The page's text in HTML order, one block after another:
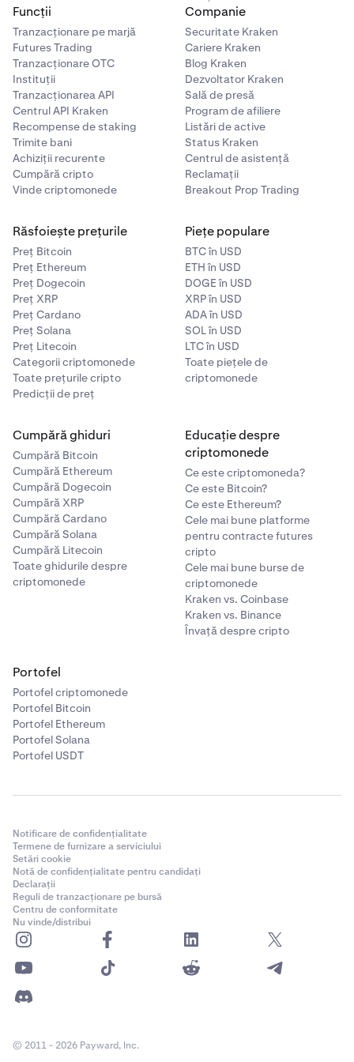
Funcții
Tranzacționare pe marjă
Futures Trading
Tranzacționare OTC
Instituții
Tranzacționarea API
Centrul API Kraken
Recompense de staking
Trimite bani
Achiziții recurente
Cumpără cripto
Vinde criptomonede
Companie
Securitate Kraken
Cariere Kraken
Blog Kraken
Dezvoltator Kraken
Sală de presă
Program de afiliere
Listări de active
Status Kraken
Centrul de asistență
Reclamații
Breakout Prop Trading
Răsfoiește prețurile
Preț Bitcoin
Preț Ethereum
Preț Dogecoin
Preț XRP
Preț Cardano
Preț Solana
Preț Litecoin
Categorii criptomonede
Toate prețurile cripto
Predicții de preț
Piețe populare
BTC în USD
ETH în USD
DOGE în USD
XRP în USD
ADA în USD
SOL în USD
LTC în USD
Toate piețele de
criptomonede
Cumpără ghiduri
Cumpără Bitcoin
Cumpără Ethereum
Cumpără Dogecoin
Cumpără XRP
Cumpără Cardano
Cumpără Solana
Cumpără Litecoin
Toate ghidurile despre
criptomonede
Educație despre
criptomonede
Ce este criptomoneda?
Ce este Bitcoin?
Ce este Ethereum?
Cele mai bune platforme
pentru contracte futures
cripto
Cele mai bune burse de
criptomonede
Kraken vs. Coinbase
Kraken vs. Binance
Învață despre cripto
Portofel
Portofel criptomonede
Portofel Bitcoin
Portofel Ethereum
Portofel Solana
Portofel USDT
Notificare de confidențialitate
Termene de furnizare a serviciului
Setări cookie
Notă de confidențialitate pentru candidați
Declarații
Reguli de tranzacționare pe bursă
Centru de conformitate
Nu vinde/distribui
© 2011 - 2026 Payward, Inc.